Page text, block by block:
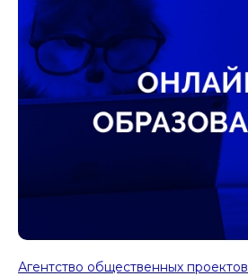
Агентство общественных проектов